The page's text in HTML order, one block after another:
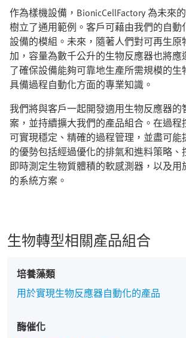
作為樣機設備，BionicCellFactory 為未來
樹立了通用範例。客戶可藉由我們的自動
設備的模組。未來，隨著人們對可再生原
加，容量為數千公升的生物反應器也將應
了確保設備能夠可靠地生產所需規模的
具備過程自動化方面的專業知識。
我們將與客戶一起開發適用生物反應器的
案，並持續擴大我們的產品組合。在過程
可實現穩定、精確的過程管理，並盡可能
的優勢包括經過優化的排氣和進料策略
即時測定生物質體積的軟感測器，以及
的系統方案。
生物轉型相關產品組合
培養藻類
用於實現生物反應器自動化的產品
酶催化